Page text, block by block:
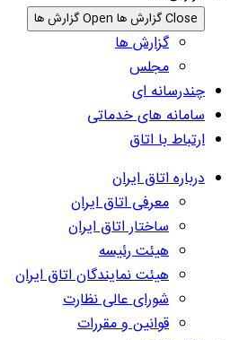
Close گزارش ها Open گزارش ها
گزارش ها
مجلس
چندرسانه ای
سامانه های خدماتی
ارتباط با اتاق
درباره اتاق ایران
معرفی اتاق ایران
ساختار اتاق ایران
هیئت رئیسه
هیئت نمایندگان اتاق ایران
شورای عالی نظارت
قوانین و مقررات